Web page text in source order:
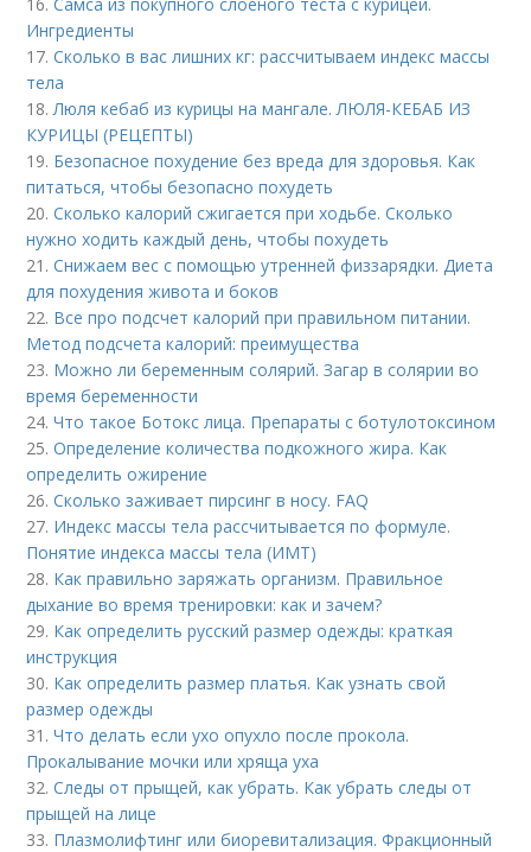
Ингредиенты
17.Сколько в вас лишних кг: рассчитываем индекс массы
тела
18.Люля кебаб из курицы на мангале. ЛЮЛЯ-КЕБАБ ИЗ
КУРИЦЫ (РЕЦЕПТЫ)
19. Безопасное похудение без вреда для здоровья. Как
питаться, чтобы безопасно похудеть
20.Сколько калорий сжигается при ходьбе. Сколько
нужно ходить каждый день, чтобы похудеть
21.Снижаем вес с помощью утренней физзарядки. Диета
для похудения живота и боков
22. Все про подсчет калорий при правильном питании.
Метод подсчета калорий: преимущества
23. Можно ли беременным солярий. Загар в солярии во
время беременности
24.Что такое Ботокс лица. Препараты с ботулотоксином
25.Определение количества подкожного жира. Как
определить ожирение
26.Сколько заживает пирсинг в носу. FAQ
27. Индекс массы тела рассчитывается по формуле.
Понятие индекса массы тела (ИМТ)
28. Как правильно заряжать организм. Правильное
дыхание во время тренировки: как и зачем?
29. Как определить русский размер одежды: краткая
инструкция
30. Как определить размер платья. Как узнать свой
размер одежды
31.Что делать если ухо опухло после прокола.
Прокалывание мочки или хряща уха
32.Следы от прыщей, как убрать. Как убрать следы от
прыщей на лице
33. Плазмолифтинг или биоревитализация. Фракционный